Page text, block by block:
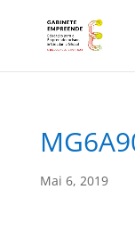
Mai 6, 2019